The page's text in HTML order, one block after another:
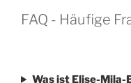
FAQ - Häufige
Was ist Elise-Mila-